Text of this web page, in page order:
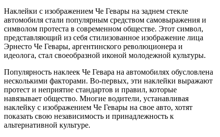
Наклейки с изображением Че Гевары на заднем стекле
автомобиля стали популярным средством самовыражения и
символом протеста в современном обществе. Этот символ,
представляющий из себя стилизованное изображение лица
Эрнесто Че Гевары, аргентинского революционера и
идеолога, стал своеобразной иконой молодежной культуры.
Популярность наклеек Че Гевара на автомобилях обусловлена
несколькими факторами. Во-первых, эти наклейки выражают
протест и неприятие стандартов и правил, которые
навязывает общество. Многие водители, устанавливая
наклейку с изображением Че Гевары на свое авто, хотят
показать свою независимость и принадлежность к
альтернативной культуре.